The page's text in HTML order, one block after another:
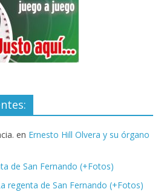
en Ernesto Hill Olvera y su órgano
de San Fernando (+Fotos)
regenta de San Fernando (+Fotos)